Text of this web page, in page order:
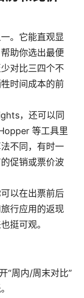
。它能直观显
助你选出最便
对比三四个不
时间成本的前
，还可以同
等工具里
不同，有时一
促销或票价波
以在出票前后
行应用的返现
挺可观。
“周内/周末对比”